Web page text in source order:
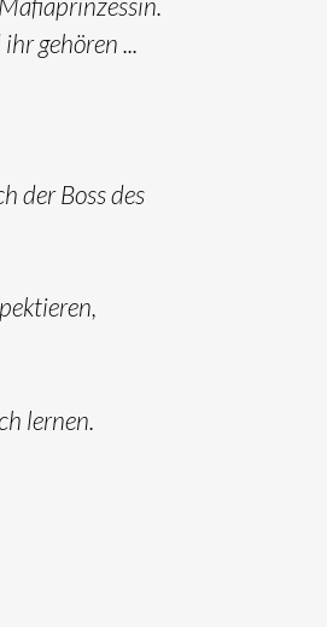
gehören ...
der Boss des
lernen.